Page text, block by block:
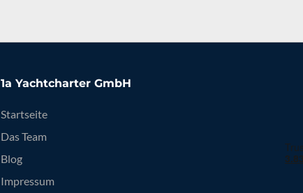
1a Yachtcharter GmbH
Startseite
Das Team
Blog
Impressum